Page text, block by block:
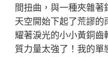
間扭曲，與一種夾雜著
天空開始下起了荒謬的
耀著淚光的小小黃銅齒
質力量太強了！我的單